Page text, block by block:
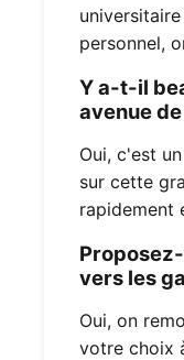
personnel,
Y a-t-il
avenue
Oui, c'est
sur cette
rapidement
vers les
Oui, on
votre choix